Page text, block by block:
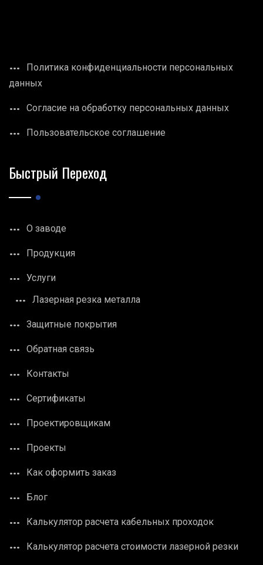
Политика конфиденциальности персональных
данных
Согласие на обработку персональных данных
Пользовательское соглашение
Быстрый Переход
О заводе
Продукция
Услуги
Лазерная резка металла
Защитные покрытия
Обратная связь
Контакты
Сертификаты
Проектировщикам
Проекты
Как оформить заказ
Блог
Калькулятор расчета кабельных проходок
Калькулятор расчета стоимости лазерной резки